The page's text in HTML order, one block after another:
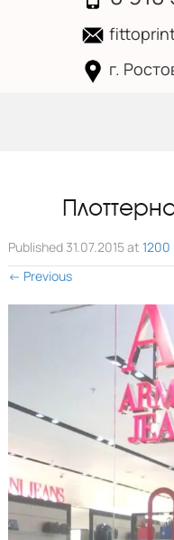
г.
Published 31.07.2015at 1200
← Previous